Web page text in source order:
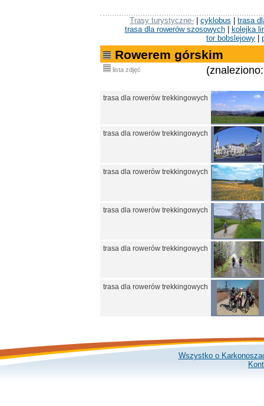
Trasy turystyczne- cyklobus
trasa
trasa dla rowerów szosowych|
kolejka
tor bobslejowy
Rowerem górskim
lista zdjęć
trasa dla rowerów trekkingowych
trasa dla rowerów trekkingowych
trasa dla rowerów trekkingowych
trasa dla rowerów trekkingowych
trasa dla rowerów trekkingowych
trasa dla rowerów trekkingowych
Wszystko o